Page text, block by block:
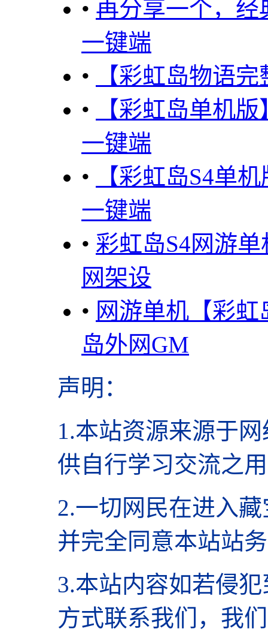
• 再分享一个，经
一键端
•
【彩虹岛物语
•
【彩虹岛单机
一键端
•
【彩虹岛S4单
一键端
• 彩虹岛S4网游
网架设
• 网游单机【彩
岛外网GM
声明 ：
1.本站资源来源于
供自行学习交流之
2.一切网民在进入
并完全同意本站站
3.本站内容如若侵
方式联系我们，我